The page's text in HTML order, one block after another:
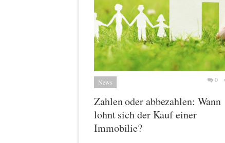
News 0
Zahlen oder abbezahlen: Wann
lohnt sich der Kauf einer
Immobilie?